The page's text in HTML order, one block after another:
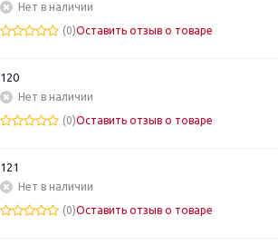
Нет в наличии
(0)Оставить отзыв о товаре
120
Нет в наличии
(0)Оставить отзыв о товаре
121
Нет в наличии
(0)Оставить отзыв о товаре